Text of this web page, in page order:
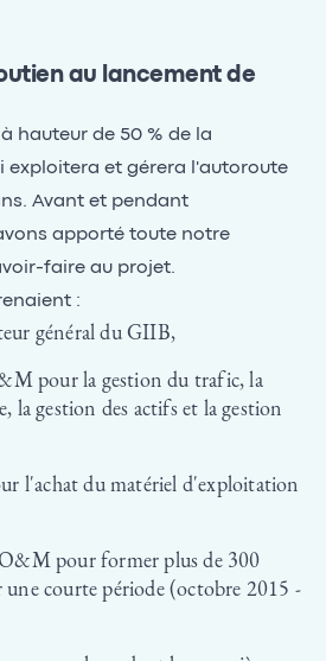
au lancement de
hauteur de 50 % de la
exploitera et gérera l'autoroute
Avant et pendant
apporté toute notre
faire au projet.
:
général du GIIB,
pour la gestion du trafic, la
la gestion des actifs et la gestion
l'achat du matériel d'exploitation
pour former plus de 300
courte période (octobre 2015 -